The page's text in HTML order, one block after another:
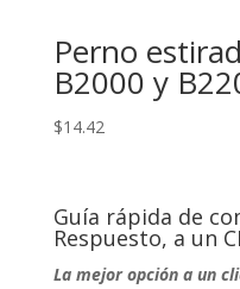
Perno
B2000 y
$14.42
Guía rápida de
Respuesto, a un
La mejor opción a un